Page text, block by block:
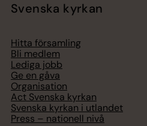
Svenska kyrkan
Hitta församling
Bli medlem
Lediga jobb
Ge en gåva
Organisation
Act Svenska kyrkan
Svenska kyrkan i utlandet
Press – nationell nivå